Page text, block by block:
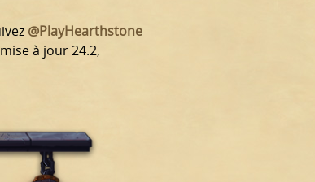
@PlayHearthstone
à jour 24.2,